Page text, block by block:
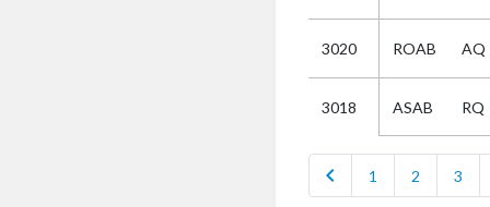
3020 ROAB AQ
3018 ASAB RQ
chevron_left 1 2 3